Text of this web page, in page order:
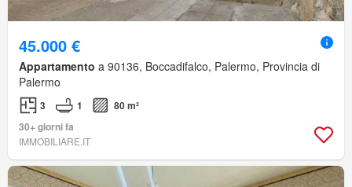
45.000 €
Appartamento a 90136, Boccadifalco, Palermo, Provincia di
Palermo
3 1
80 m²
30+ giorni fa
IMMOBILIARE.IT